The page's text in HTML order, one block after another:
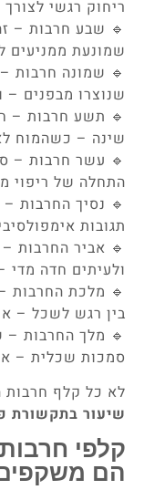
ריחוק רגשי לצורך
🔹 שבע חרבות –
שמונעת ממניעים
🔹 שמונה חרבות
שנוצרו מבפנים –
🔹 תשע חרבות –
שינה – כשהמוח
🔹 עשר חרבות –
התחלה של ריפוי
🔹 נסיך החרבות
תגובות
🔹 אביר החרבות
ולעיתים חדה
🔹 מלכת החרבות
בין רגש לשכל –
🔹 מלך החרבות –
סמכות שכלית –
לא כל קלף חרבות
שיעור בתקשורת
קלפי
הם